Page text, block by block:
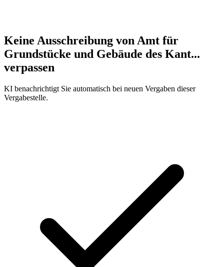
Keine Ausschreibung von Amt für
Grundstücke und Gebäude des Kant...
verpassen
KI benachrichtigt Sie automatisch bei neuen Vergaben dieser
Vergabestelle.